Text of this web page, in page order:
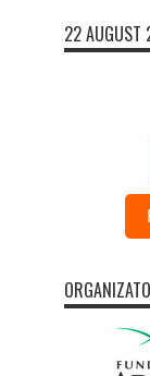
22 AUGUST